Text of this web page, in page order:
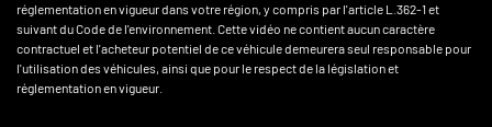
réglementation en vigueur dans votre région, y compris par l'article L.362-1 et
suivant du Code de l'environnement. Cette vidéo ne contient aucun caractère
contractuel et l'acheteur potentiel de ce véhicule demeurera seul responsable pour
l'utilisation des véhicules, ainsi que pour le respect de la législation et
réglementation en vigueur.